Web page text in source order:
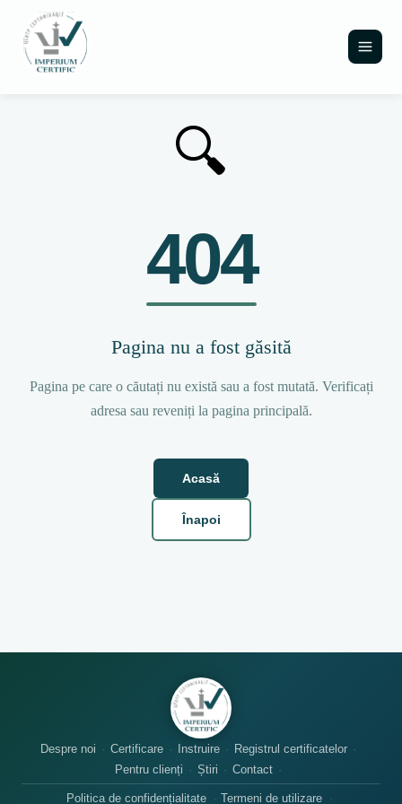
🔍
404
Pagina nu a fost găsită
Pagina pe care o căutați nu există sau a fost mutată. Verificați
adresa sau reveniți la pagina principală.
Acasă
Înapoi
Despre noi Certificare Instruire
Registrul certificatelor
Pentru clienți
Știri Contact
Politica de confidențialitate Termeni de utilizare